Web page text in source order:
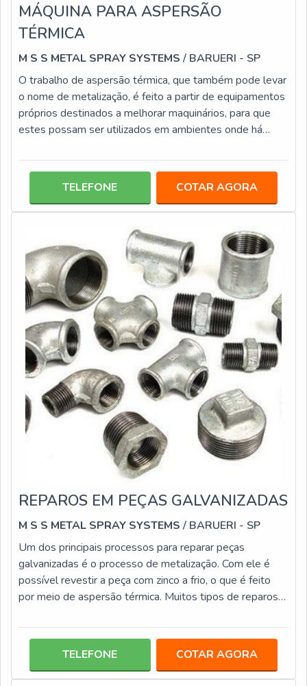
MÁQUINA PARA ASPERSÃO
TÉRMICA
M S S METAL SPRAY SYSTEMS / BARUERI - SP
O trabalho de aspersão térmica, que também pode levar
o nome de metalização, é feito a partir de equipamentos
próprios destinados a melhorar maquinários, para que
estes possam ser utilizados em ambientes onde há
onde o risco de corrosão é alto.Para que os
eficiente, é preciso que sejam adquiridos em empresas
conceituadas, que deve contar com uma ampla linha de
equipamentos de alta qualidade para q
TELEFONE COTAR AGORA
REPAROS EM PEÇAS GALVANIZADAS
M S S METAL SPRAY SYSTEMS / BARUERI - SP
Um dos principais processos para reparar peças
galvanizadas é o processo de metalização. Com ele é
possível revestir a peça com zinco a frio, o que é feito
por meio de aspersão térmica. Muitos tipos de reparos
em peças até em cordões de solda e peças de campo.
com equipamentos de qualidade e com zinco de
procedência reconhecida, por isso a empresa MSS –
TELEFONE COTAR AGORA